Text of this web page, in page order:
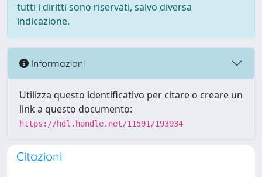
tutti i diritti sono riservati, salvo diversa
indicazione.
Informazioni
Utilizza questo identificativo per citare o creare un
link a questo documento:
https://hdl.handle.net/11591/193934
Citazioni